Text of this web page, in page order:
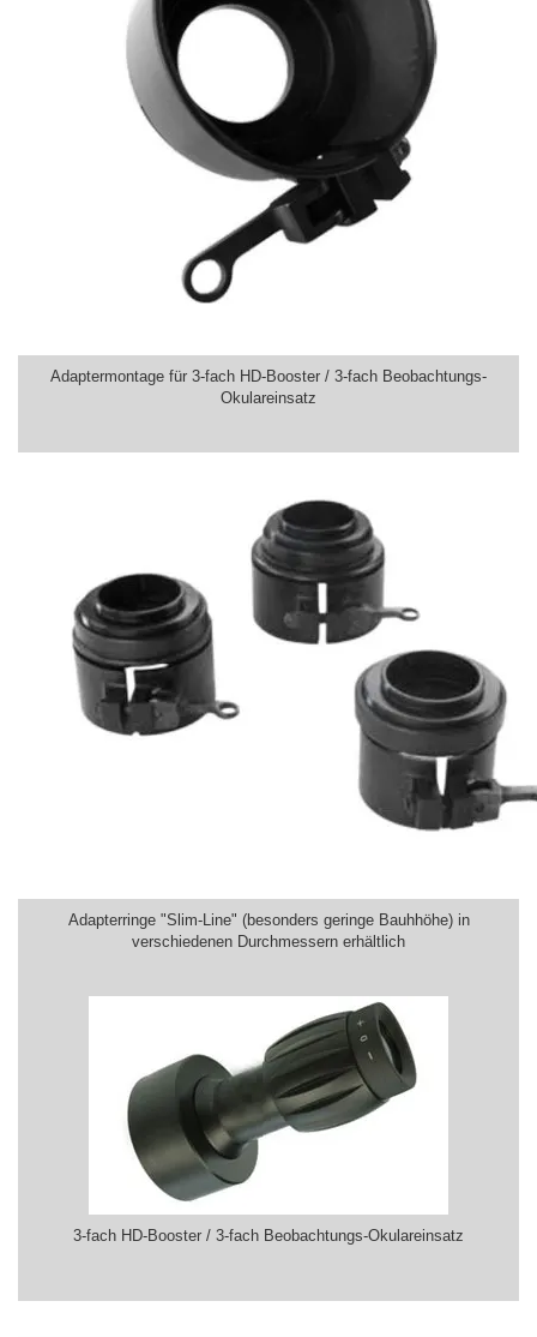
Adaptermontage für 3-fach HD-Booster / 3-fach Beobachtungs-
Okulareinsatz
Adapterringe "Slim-Line" (besonders geringe Bauhhöhe) in
verschiedenen Durchmessern erhältlich
3-fach HD-Booster / 3-fach Beobachtungs-Okulareinsatz